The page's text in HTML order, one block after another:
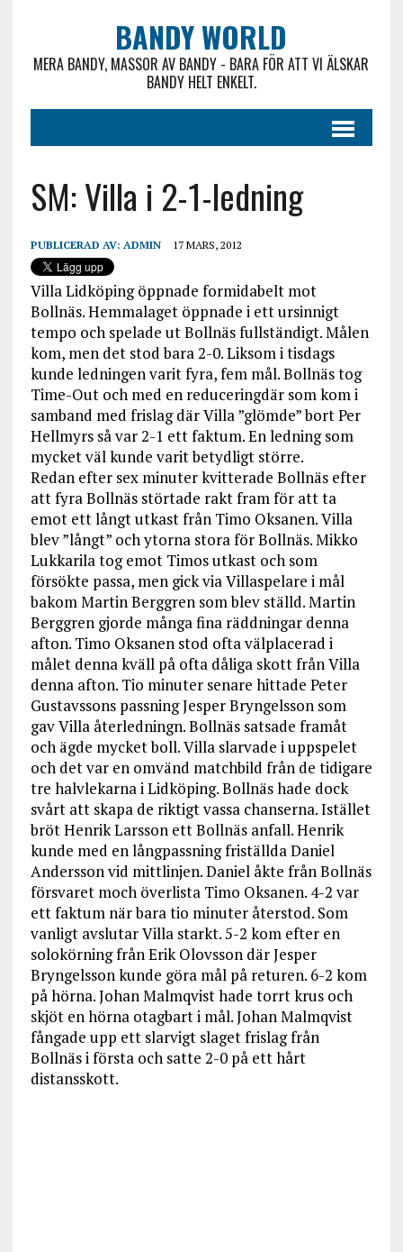
BANDY WORLD
MERA BANDY, MASSOR AV BANDY - BARA FÖR ATT VI ÄLSKAR
BANDY HELT ENKELT.
SM: Villa i 2-1-ledning
PUBLICERAD AV: ADMIN 17 MARS, 2012
Villa Lidköping öppnade formidabelt mot
Bollnäs. Hemmalaget öppnade i ett ursinnigt
tempo och spelade ut Bollnäs fullständigt. Målen
kom, men det stod bara 2-0. Liksom i tisdags
kunde ledningen varit fyra, fem mål. Bollnäs tog
Time-Out och med en reduceringdär som kom i
samband med frislag där Villa ”glömde” bort Per
Hellmyrs så var 2-1 ett faktum. En ledning som
mycket väl kunde varit betydligt större.
Redan efter sex minuter kvitterade Bollnäs efter
att fyra Bollnäs störtade rakt fram för att ta
emot ett långt utkast från Timo Oksanen. Villa
blev ”långt” och ytorna stora för Bollnäs. Mikko
Lukkarila tog emot Timos utkast och som
försökte passa, men gick via Villaspelare i mål
bakom Martin Berggren som blev ställd. Martin
Berggren gjorde många fina räddningar denna
afton. Timo Oksanen stod ofta välplacerad i
målet denna kväll på ofta dåliga skott från Villa
denna afton. Tio minuter senare hittade Peter
Gustavssons passning Jesper Bryngelsson som
gav Villa återledningn. Bollnäs satsade framåt
och ägde mycket boll. Villa slarvade i uppspelet
och det var en omvänd matchbild från de tidigare
tre halvlekarna i Lidköping. Bollnäs hade dock
svårt att skapa de riktigt vassa chanserna. Istället
bröt Henrik Larsson ett Bollnäs anfall. Henrik
kunde med en långpassning friställda Daniel
Andersson vid mittlinjen. Daniel åkte från Bollnäs
försvaret moch överlista Timo Oksanen. 4-2 var
ett faktum när bara tio minuter återstod. Som
vanligt avslutar Villa starkt. 5-2 kom efter en
solokörning från Erik Olovsson där Jesper
Bryngelsson kunde göra mål på returen. 6-2 kom
på hörna. Johan Malmqvist hade torrt krus och
skjöt en hörna otagbart i mål. Johan Malmqvist
fångade upp ett slarvigt slaget frislag från
Bollnäs i första och satte 2-0 på ett hårt
distansskott.